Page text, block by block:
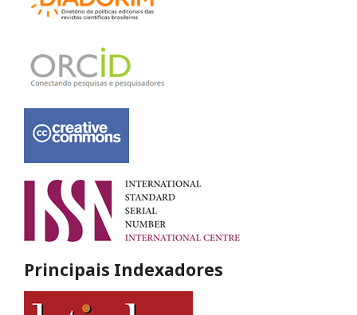
Principais Indexadores